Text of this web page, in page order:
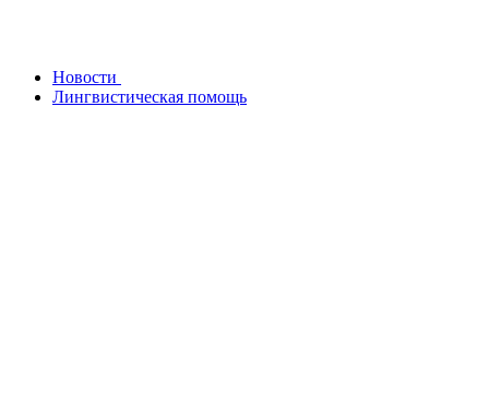
Новости
Лингвистическая помощь